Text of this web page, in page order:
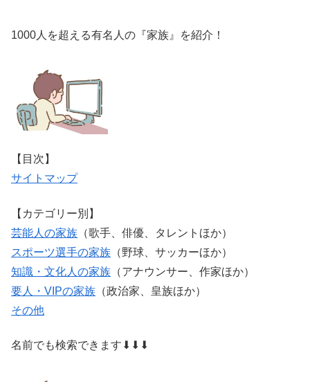
1000人を超える有名人の『家族』を紹介！
【目次】
サイトマップ
【カテゴリー別】
芸能人の家族 （歌手、俳優、タレントほか）
スポーツ選手の家族 （野球、サッカーほか）
知識・文化人の家族 （アナウンサー、作家ほか）
要人・VIPの家族 （政治家、皇族ほか）
その他
名前でも検索できます⬇⬇⬇